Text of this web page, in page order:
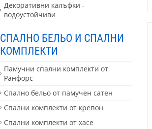
Декоративни калъфки -
водоустойчиви
СПАЛНО БЕЛЬО И СПАЛНИ
КОМПЛЕКТИ
Памучни спални комплекти от
Ранфорс
Спално бельо от памучен сатен
Спални комплекти от крепон
Спални комплекти от хасе